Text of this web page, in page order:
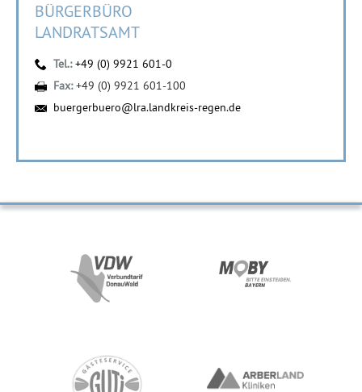
BÜRGERBÜRO
LANDRATSAMT
Tel.:+49 (0) 9921 601-0
Fax:+49 (0) 9921 601-100
buergerbuero@lra.landkreis-regen.de